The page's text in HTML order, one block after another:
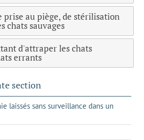
prise au piège, de stérilisation
chats sauvages
d'attraper les chats
errants
section
laissés sans surveillance dans un